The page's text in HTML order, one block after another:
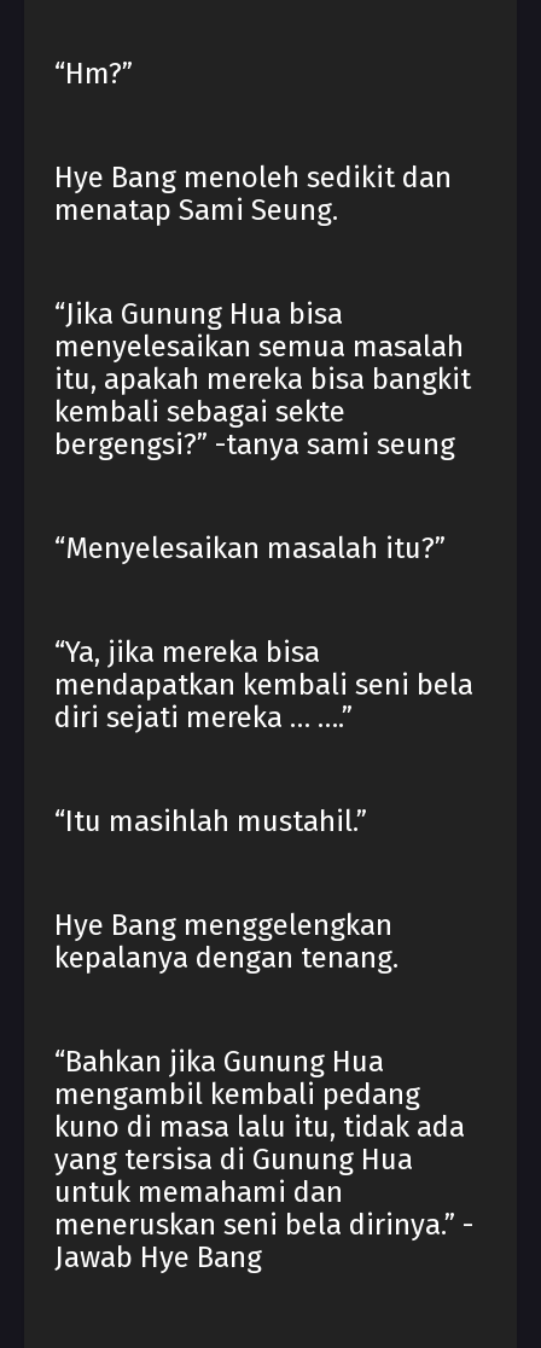
“Hm?”
Hye Bang menoleh sedikit dan
menatap Sami Seung.
“Jika Gunung Hua bisa
menyelesaikan semua masalah
itu, apakah mereka bisa bangkit
kembali sebagai sekte
bergengsi?” -tanya sami seung
“Menyelesaikan masalah itu?”
“Ya, jika mereka bisa
mendapatkan kembali seni bela
diri sejati mereka … ….”
“Itu masihlah mustahil.”
Hye Bang menggelengkan
kepalanya dengan tenang.
“Bahkan jika Gunung Hua
mengambil kembali pedang
kuno di masa lalu itu, tidak ada
yang tersisa di Gunung Hua
untuk memahami dan
meneruskan seni bela dirinya.” -
Jawab Hye Bang